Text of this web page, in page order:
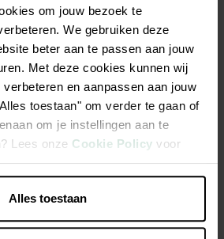
om jouw bezoek te
We gebruiken deze
beter aan te passen aan jouw
Met deze cookies kunnen wij
en aanpassen aan jouw
toestaan" om verder te gaan of
om je instellingen aan te
Lees onze Cookie Policy voor
Alles toestaan
100% compostable 4x15
ou associez-les à l'un de nos
collecte rapide et facile.
votre ami à quatre pattes.